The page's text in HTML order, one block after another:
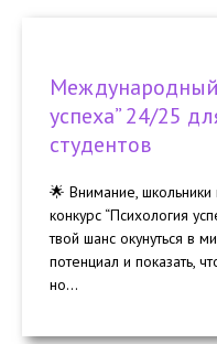
Международный
успеха” 24/25
студентов
🌟 Внимание,
конкурс “Психология
твой шанс окунуться в
потенциал и показать,
но...